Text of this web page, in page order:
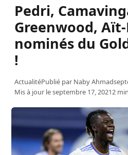
Pedri,
Greenwood,
nominés du
!
ActualitéPublié par Naby Ahmad
Mis à jour le septembre 17, 20212